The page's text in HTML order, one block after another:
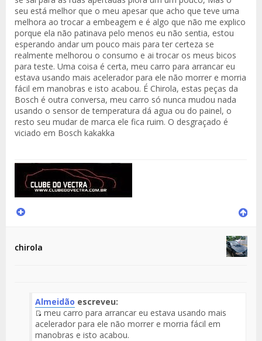
seu está melhor que o meu apesar que acho que teve uma
melhora ao trocar a embeagem e é algo que não me explico
porque ela não patinava pelo menos eu não sentia, estou
esperando andar um pouco mais para ter certeza se
realmente melhorou o consumo e ai trocar os meus bicos
para teste. Uma coisa é certa, meu carro para arrancar eu
estava usando mais acelerador para ele não morrer e morria
fácil em manobras e isto acabou. É Chirola, estas peças da
Bosch é outra conversa, meu carro só nunca mudou nada
usando o sensor de temperatura dá agua ou do painel, o
resto seu mudar de marca ele fica ruim. O desgraçado é
viciado em Bosch kakakka
chirola
Almeidão escreveu:
Fuente
del
meu carro para arrancar eu estava usando mais
acelerador para ele não morrer e morria fácil em
manobras e isto acabou.